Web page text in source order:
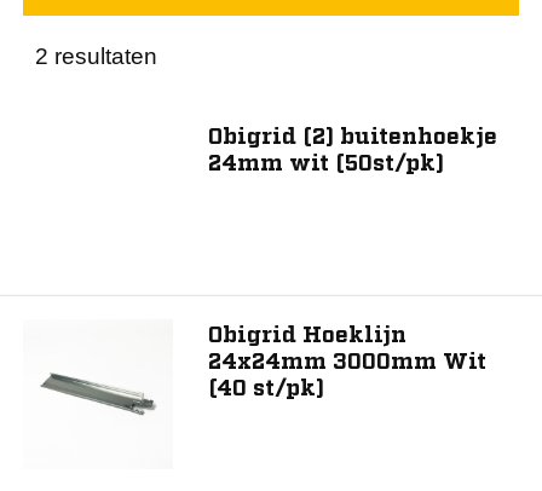
Toon 2 resultaat
2 resultaten
Obigrid (2) buitenhoekje
24mm wit (50st/pk)
Obigrid Hoeklijn
24x24mm 3000mm Wit
(40 st/pk)